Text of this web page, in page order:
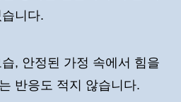
니다.
, 안정된 가정 속에서 힘을
반응도 적지 않습니다.